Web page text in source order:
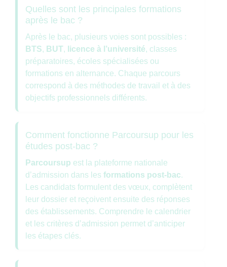
Quelles sont les principales formations
après le bac ?
Après le bac, plusieurs voies sont possibles :
BTS, BUT, licence à l’université, classes
préparatoires, écoles spécialisées ou
formations en alternance. Chaque parcours
correspond à des méthodes de travail et à des
objectifs professionnels différents.
Comment fonctionne Parcoursup pour les
études post-bac ?
Parcoursup est la plateforme nationale
d’admission dans les formations post-bac.
Les candidats formulent des vœux, complètent
leur dossier et reçoivent ensuite des réponses
des établissements. Comprendre le calendrier
et les critères d’admission permet d’anticiper
les étapes clés.